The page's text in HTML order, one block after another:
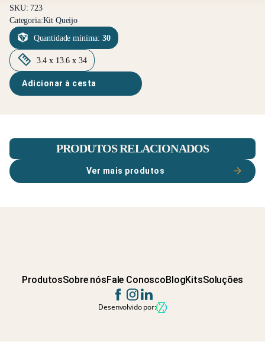
SKU: 723
Categoria:Kit Queijo
Quantidade mínima: 30
3.4 x 13.6 x 34
Adicionar à cesta
PRODUTOS RELACIONADOS
Ver mais produtos
ProdutosSobre nósFale ConoscoBlogKitsSoluções
Desenvolvido por: